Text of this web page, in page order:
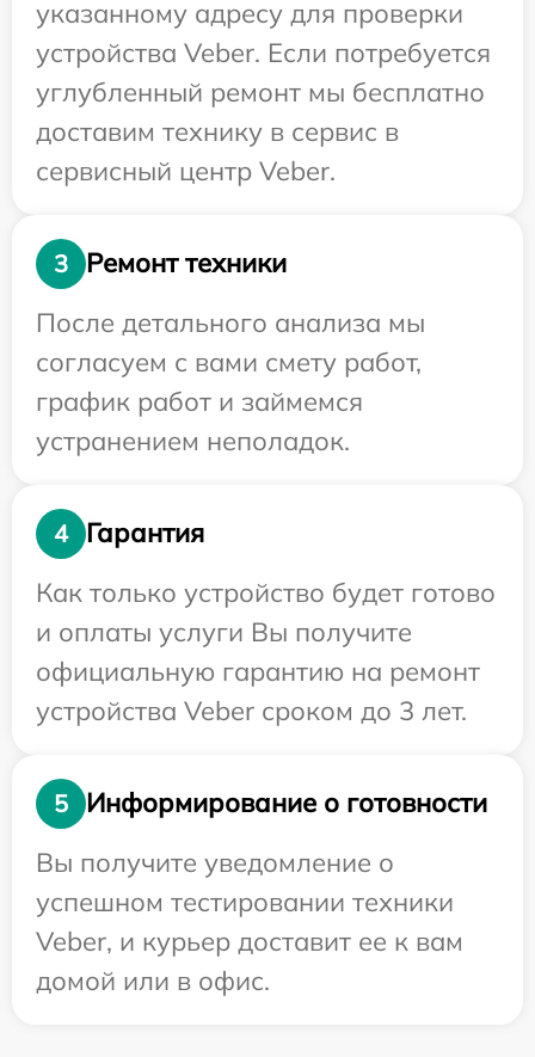
указанному адресу для проверки
устройства Veber. Если потребуется
углубленный ремонт мы бесплатно
доставим технику в сервис в
сервисный центр Veber.
3
Ремонт техники
После детального анализа мы
согласуем с вами смету работ,
график работ и займемся
устранением неполадок.
4
Гарантия
Как только устройство будет готово
и оплаты услуги Вы получите
официальную гарантию на ремонт
устройства Veber сроком до 3 лет.
5
Информирование о готовности
Вы получите уведомление о
успешном тестировании техники
Veber, и курьер доставит ее к вам
домой или в офис.